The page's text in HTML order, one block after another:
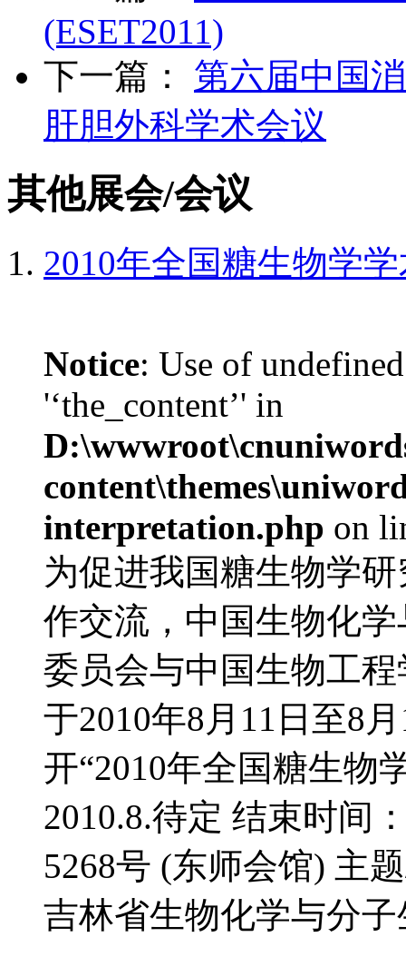
(ESET2011)
下一篇： 第六届中国
肝胆外科学术会议
其他展会/会议
2010年全国糖生物学
Notice: Use of
'‘the_content’' in
interpretation.php on
为促进我国糖生物学
作交流，中国生物化
委员会与中国生物工
于2010年8月11日至8
开“2010年全国糖生物
2010.8.待定 结束时间
5268号 (东师会馆) 主
吉林省生物化学与分